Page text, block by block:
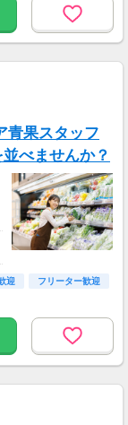
青果スタッフ
べませんか？
迎
フリーター歓迎